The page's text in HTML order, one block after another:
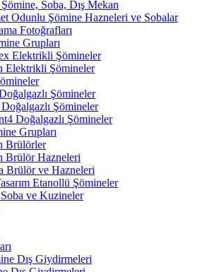
Soba, Dış Mekan
Odunlu Şömine Hazneleri ve Sobalar
Fotoğrafları
Grupları
Elektrikli Şömineler
Elektrikli Şömineler
Şömineler
Şömineler
Doğalgazlı Şömineler
Grupları
Brülörler
Brülör Hazneleri
Brülör ve Hazneleri
Etanollü Şömineler
ve Kuzineler
Dış Giydirmeleri